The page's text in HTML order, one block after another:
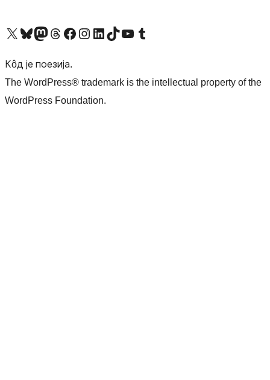
Visit our X (formerly Twitter) account
Посетите наш Bluesky налог
Visit our Mastodon account
Посетите наш налог на Threads-у Visit our Facebook pageПосетите наш Инстаграм налог
Visit our LinkedIn account
Посетите наш TikTok налог
Visit our YouTube channel
Посетите наш Tumblr налог
Кôд је поезија.
The WordPress® trademark is the intellectual property of the
WordPress Foundation.